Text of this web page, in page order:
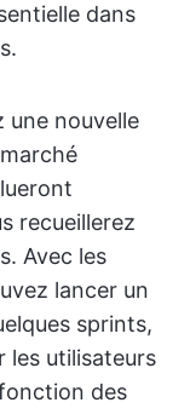
dans
une nouvelle
recueillerez
Avec les
lancer un
sprints,
les utilisateurs
des